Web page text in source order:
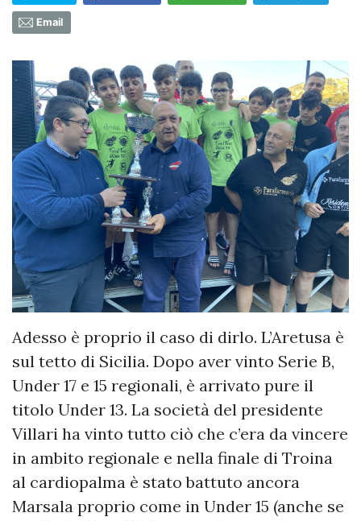
Email
Adesso è proprio il caso di dirlo. L’Aretusa è
sul tetto di Sicilia. Dopo aver vinto Serie B,
Under 17 e 15 regionali, è arrivato pure il
titolo Under 13. La società del presidente
Villari ha vinto tutto ciò che c’era da vincere
in ambito regionale e nella finale di Troina
al cardiopalma è stato battuto ancora
Marsala proprio come in Under 15 (anche se